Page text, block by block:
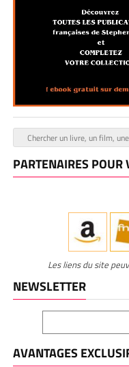
PARTENAIRES POUR
Les liens du site
NEWSLETTER
AVANTAGES